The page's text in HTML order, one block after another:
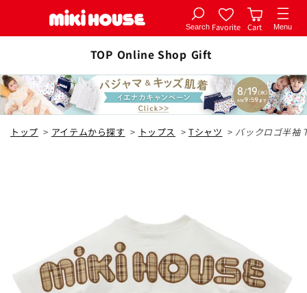
コンテ
Search Favorite Cart Menu
TOP Online Shop Gift
トップ > アイテムから探す > トップス > Tシャツ > バックロゴ半袖
カートに追加
全2色
白
在庫 あり
カートに追加
100cm